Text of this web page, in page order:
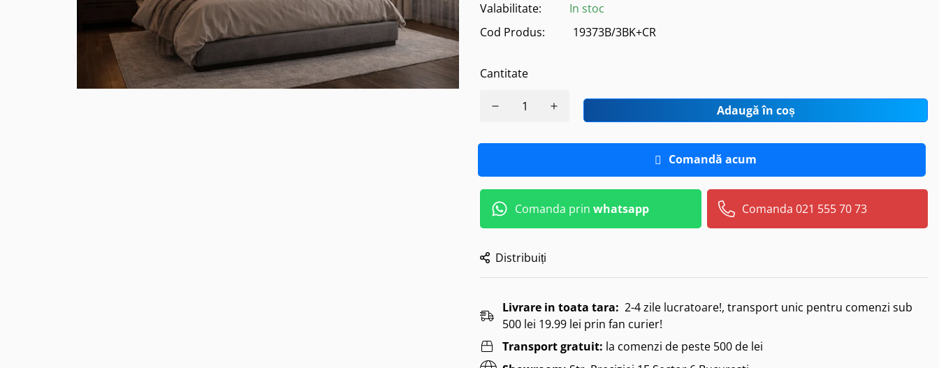
Valabilitate:
In stoc
Cod Produs:
19373B/3BK+CR
Cantitate
Adaugă în coș
Comandă acum
Comanda prin whatsapp Comanda 021 555 70 73
Distribuiți
Livrare in toata tara: 2-4 zile lucratoare!, transport unic pentru comenzi sub
500 lei 19.99 lei prin fan curier!
Transport gratuit: la comenzi de peste 500 de lei